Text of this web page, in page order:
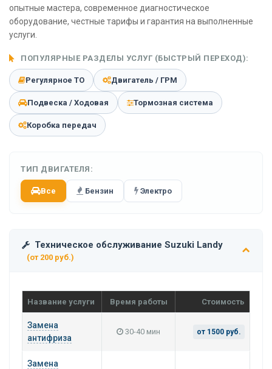
опытные мастера, современное диагностическое
оборудование, честные тарифы и гарантия на выполненные
услуги.
ПОПУЛЯРНЫЕ РАЗДЕЛЫ УСЛУГ (БЫСТРЫЙ ПЕРЕХОД):
Регулярное ТО Двигатель / ГРМ
Подвеска / Ходовая Тормозная система
Коробка передач
ТИП ДВИГАТЕЛЯ:
Все Бензин Электро
Техническое обслуживание Suzuki Landy
(от 200 руб.)
Название услуги Время работы Стоимость
Замена
антифриза
30-40 мин от 1500 руб.
Замена